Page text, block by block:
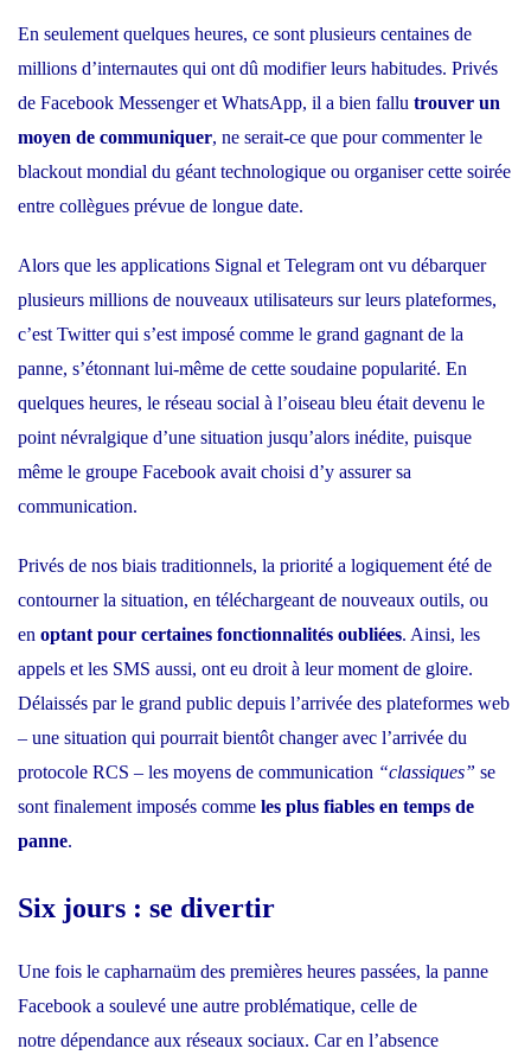
En seulement quelques heures, ce sont plusieurs centaines de
millions d’internautes qui ont dû modifier leurs habitudes. Privés
de Facebook Messenger et WhatsApp, il a bien fallu trouver un
moyen de communiquer, ne serait-ce que pour commenter le
blackout mondial du géant technologique ou organiser cette soirée
entre collègues prévue de longue date.
Alors que les applications Signal et Telegram ont vu débarquer
plusieurs millions de nouveaux utilisateurs sur leurs plateformes,
c’est Twitter qui s’est imposé comme le grand gagnant de la
panne, s’étonnant lui-même de cette soudaine popularité. En
quelques heures, le réseau social à l’oiseau bleu était devenu le
point névralgique d’une situation jusqu’alors inédite, puisque
même le groupe Facebook avait choisi d’y assurer sa
communication.
Privés de nos biais traditionnels, la priorité a logiquement été de
contourner la situation, en téléchargeant de nouveaux outils, ou
en optant pour certaines fonctionnalités oubliées. Ainsi, les
appels et les SMS aussi, ont eu droit à leur moment de gloire.
Délaissés par le grand public depuis l’arrivée des plateformes web
– une situation qui pourrait bientôt changer avec l’arrivée du
protocole RCS – les moyens de communication “classiques” se
sont finalement imposés comme les plus fiables en temps de
panne.
Six jours : se divertir
Une fois le capharnaüm des premières heures passées, la panne
Facebook a soulevé une autre problématique, celle de
notre dépendance aux réseaux sociaux. Car en l’absence